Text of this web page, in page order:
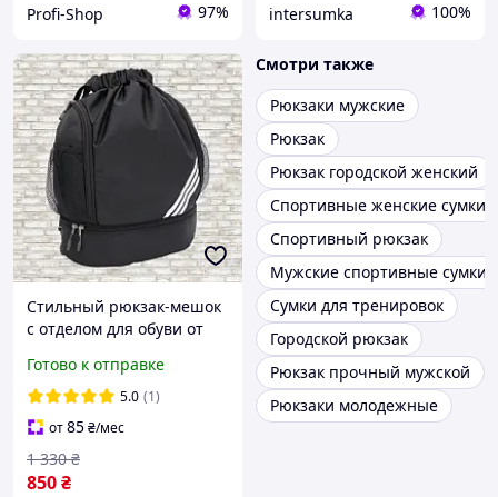
Profi-Shop 97% intersumka 100%
Стильный рюкзак-мешок
с отделом для обуви от
Готово к отправке
5.0 (1)
от85₴/мес
850₴
1 330 ₴
Смотри также
Рюкзаки мужские
Рюкзак
Рюкзак городской женский
Спортивные женские сумки
Спортивный рюкзак
Мужские спортивные сумки
Сумки для тренировок
Городской рюкзак
Рюкзак прочный мужской
Рюкзаки молодежные